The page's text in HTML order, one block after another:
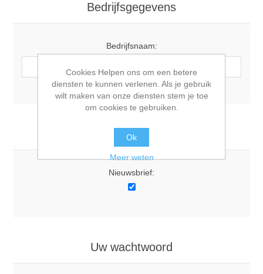
Bedrijfsgegevens
Bedrijfsnaam:
Opties
Nieuwsbrief:
Uw wachtwoord
Cookies Helpen ons om een betere
diensten te kunnen verlenen. Als je gebruik
wilt maken van onze diensten stem je toe
om cookies te gebruiken.
Ok
Meer weten